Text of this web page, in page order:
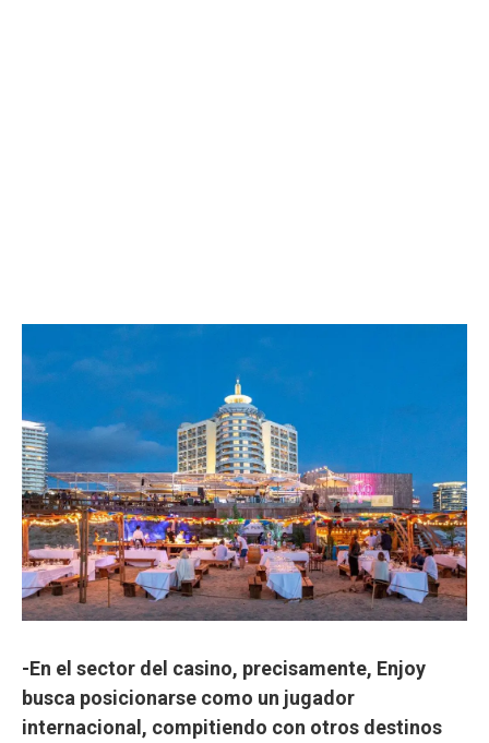
-En el sector del casino, precisamente, Enjoy
busca posicionarse como un jugador
internacional, compitiendo con otros destinos